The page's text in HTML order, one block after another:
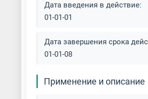
Дата введения в действие:
01-01-01
Дата завершения срока
01-01-08
Применение и описание